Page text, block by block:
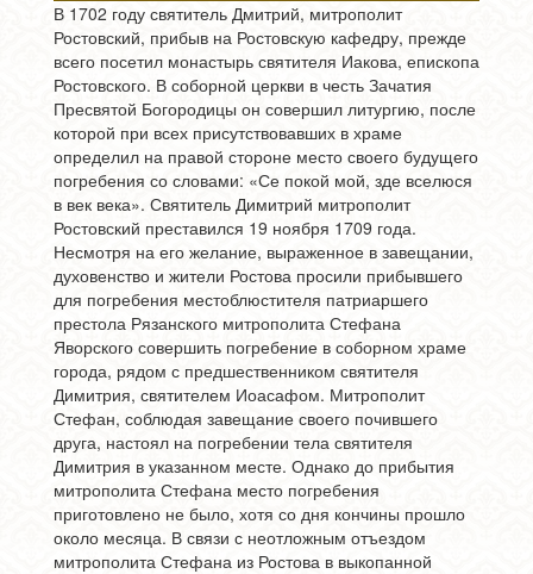
В 1702 году святитель Дмитрий, митрополит
Ростовский, прибыв на Ростовскую кафедру, прежде
всего посетил монастырь святителя Иакова, епископа
Ростовского. В соборной церкви в честь Зачатия
Пресвятой Богородицы он совершил литургию, после
которой при всех присутствовавших в храме
определил на правой стороне место своего будущего
погребения со словами: «Се покой мой, зде вселюся
в век века». Святитель Димитрий митрополит
Ростовский преставился 19 ноября 1709 года.
Несмотря на его желание, выраженное в завещании,
духовенство и жители Ростова просили прибывшего
для погребения местоблюстителя патриаршего
престола Рязанского митрополита Стефана
Яворского совершить погребение в соборном храме
города, рядом с предшественником святителя
Димитрия, святителем Иоасафом. Митрополит
Стефан, соблюдая завещание своего почившего
друга, настоял на погребении тела святителя
Димитрия в указанном месте. Однако до прибытия
митрополита Стефана место погребения
приготовлено не было, хотя со дня кончины прошло
около месяца. В связи с неотложным отъездом
митрополита Стефана из Ростова в выкопанной